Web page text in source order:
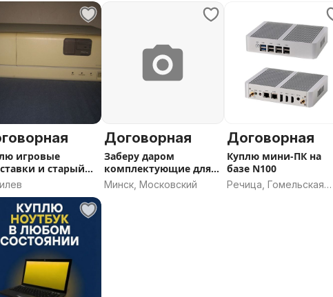
игровые
и старый
системный бл
Договорная
Заберу даром
комплектующие для
ПК
Минск, Московский
Договорная
Куплю мини-ПК на
базе N100
Речица, Гомельская